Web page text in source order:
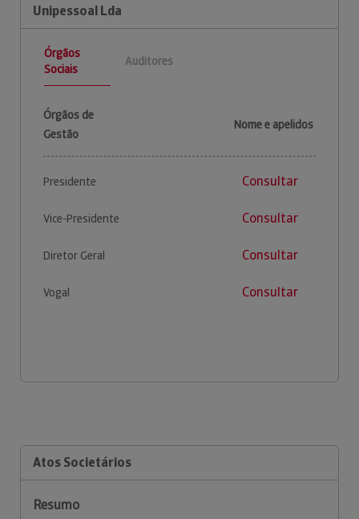
Unipessoal Lda
Órgãos
Sociais
Auditores
Órgãos de
Gestão
Nome e apelidos
Presidente Consultar
Vice-Presidente Consultar
Diretor Geral Consultar
Vogal Consultar
Atos Societários
Resumo